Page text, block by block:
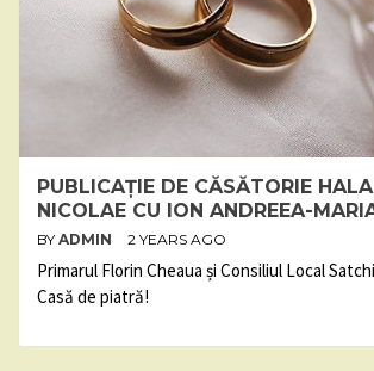
PUBLICAȚIE DE CĂSĂTORIE
NICOLAE CU ION ANDREEA-
BY ADMIN 2 YEARS AGO
Primarul Florin Cheaua și Consiliul Local
Casă de piatră!